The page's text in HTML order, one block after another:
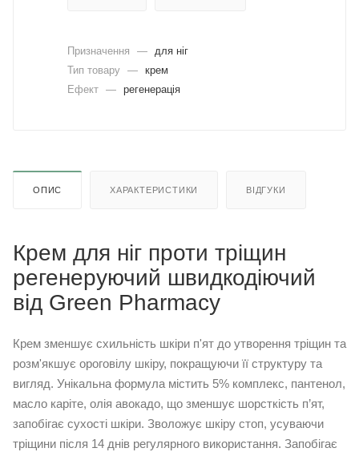
Призначення —
для ніг
Тип товару — крем
Ефект — регенерація
ОПИС ХАРАКТЕРИСТИКИ ВІДГУКИ
Крем для ніг проти тріщин
регенеруючий швидкодіючий
від Green Pharmacy
Крем зменшує схильність шкіри п'ят до утворення тріщин та
розм'якшує ороговілу шкіру, покращуючи її структуру та
вигляд. Унікальна формула містить 5% комплекс, пантенол,
масло каріте, олія авокадо, що зменшує шорсткість п’ят,
запобігає сухості шкіри. Зволожує шкіру стоп, усуваючи
тріщини після 14 днів регулярного використання. Запобігає